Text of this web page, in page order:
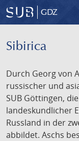
GDZ
Sibirica
Durch Georg von
russischer und
SUB Göttingen,
landeskundlicher
Russland in der
abbildet. Aschs